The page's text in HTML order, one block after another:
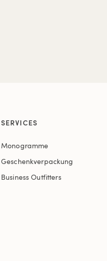
SERVICES
Monogramme
Geschenkverpackung
Business Outfitters